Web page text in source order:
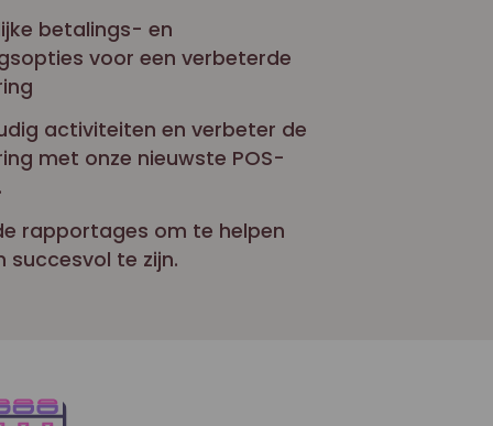
betalings- en
voor een verbeterde
activiteiten en verbeter de
met onze nieuwste POS-
rapportages om te helpen
succesvol te zijn.